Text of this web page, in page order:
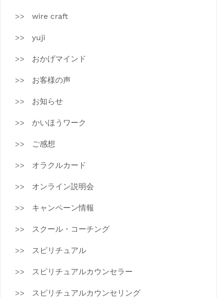
wire craft
yuji
おかげマインド
お客様の声
お知らせ
かいほうワーク
ご感想
オラクルカード
オンライン説明会
キャンペーン情報
スクール・コーチング
スピリチュアル
スピリチュアルカウンセラー
スピリチュアルカウンセリング